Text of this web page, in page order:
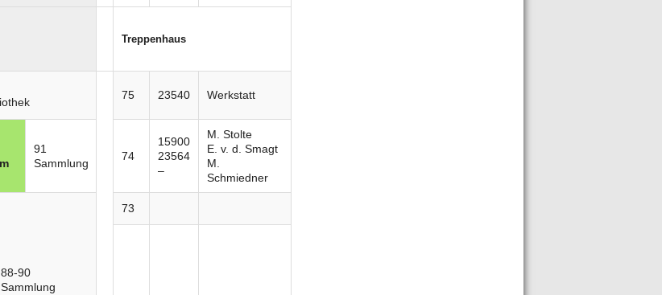
Treppenhaus
75 23540 Werkstatt
91
Sammlung
74
15900
23564
–
M. Stolte
E. v. d. Smagt
M.
Schmiedner
88-90
Sammlung
73